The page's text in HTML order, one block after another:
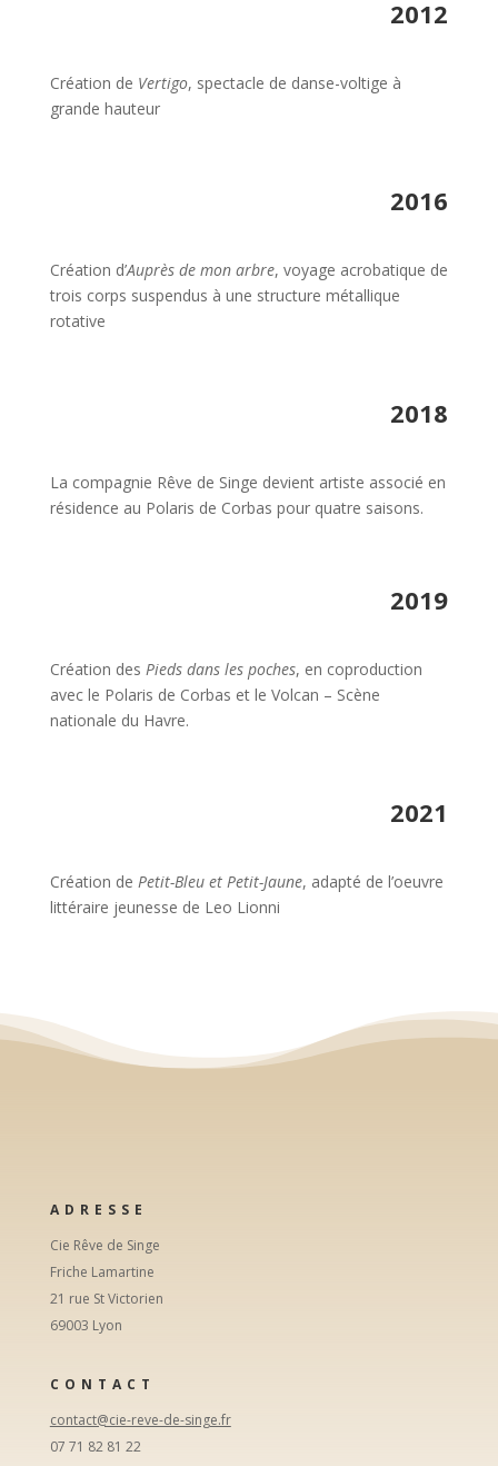
2012
Création de Vertigo, spectacle de danse-voltige à
grande hauteur
2016
Création d’Auprès de mon arbre, voyage acrobatique de
trois corps suspendus à une structure métallique
rotative
2018
La compagnie Rêve de Singe devient artiste associé en
résidence au Polaris de Corbas pour quatre saisons.
2019
Création des Pieds dans les poches, en coproduction
avec le Polaris de Corbas et le Volcan – Scène
nationale du Havre.
2021
Création de Petit-Bleu et Petit-Jaune, adapté de l’oeuvre
littéraire jeunesse de Leo Lionni
ADRESSE
Cie Rêve de Singe
Friche Lamartine
21 rue St Victorien
69003 Lyon
CONTACT
contact@cie-reve-de-singe.fr
07 71 82 81 22